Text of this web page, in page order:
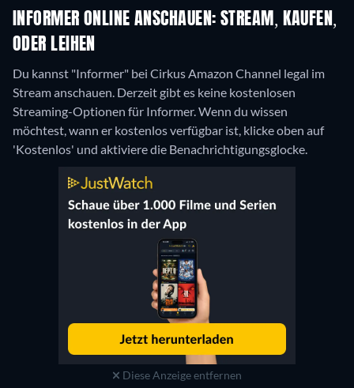
INFORMER ONLINE ANSCHAUEN: STREAM, KAUFEN,
ODER LEIHEN
Du kannst "Informer" bei Cirkus Amazon Channel legal im
Stream anschauen. Derzeit gibt es keine kostenlosen
Streaming-Optionen für Informer. Wenn du wissen
möchtest, wann er kostenlos verfügbar ist, klicke oben auf
'Kostenlos' und aktiviere die Benachrichtigungsglocke.
Diese Anzeige entfernen